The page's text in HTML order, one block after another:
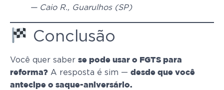
— Caio R., Guarulhos (SP)
Conclusão
Você quer saber se pode usar o FGTS para
reforma? A resposta é sim — desde que você
antecipe o saque-aniversário.